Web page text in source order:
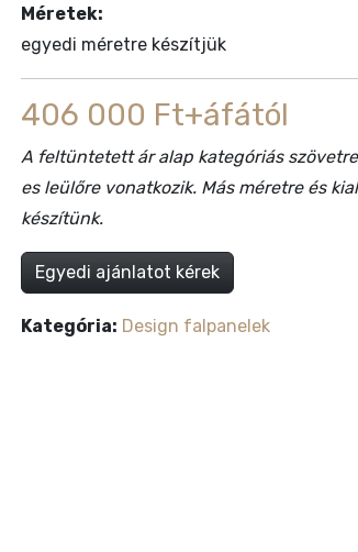
Méretek:
egyedi méretre készítjük
406 000 Ft+áfától
A feltüntetett ár alap kategóriás
es leülőre vonatkozik. Más méretre és
készítünk.
Egyedi ajánlatot kérek
Kategória: Design falpanelek